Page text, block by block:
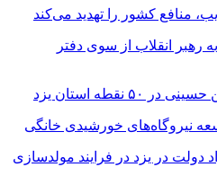
منافع کشور را تهدید می‌کند
انقلاب از سوی دفتر
نقطه استان یزد
نیروگاه‌های خورشیدی خانگی
دولت در یزد در فرایند مولدسازی